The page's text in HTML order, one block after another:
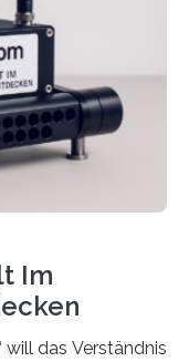
Im
will das Verständnis